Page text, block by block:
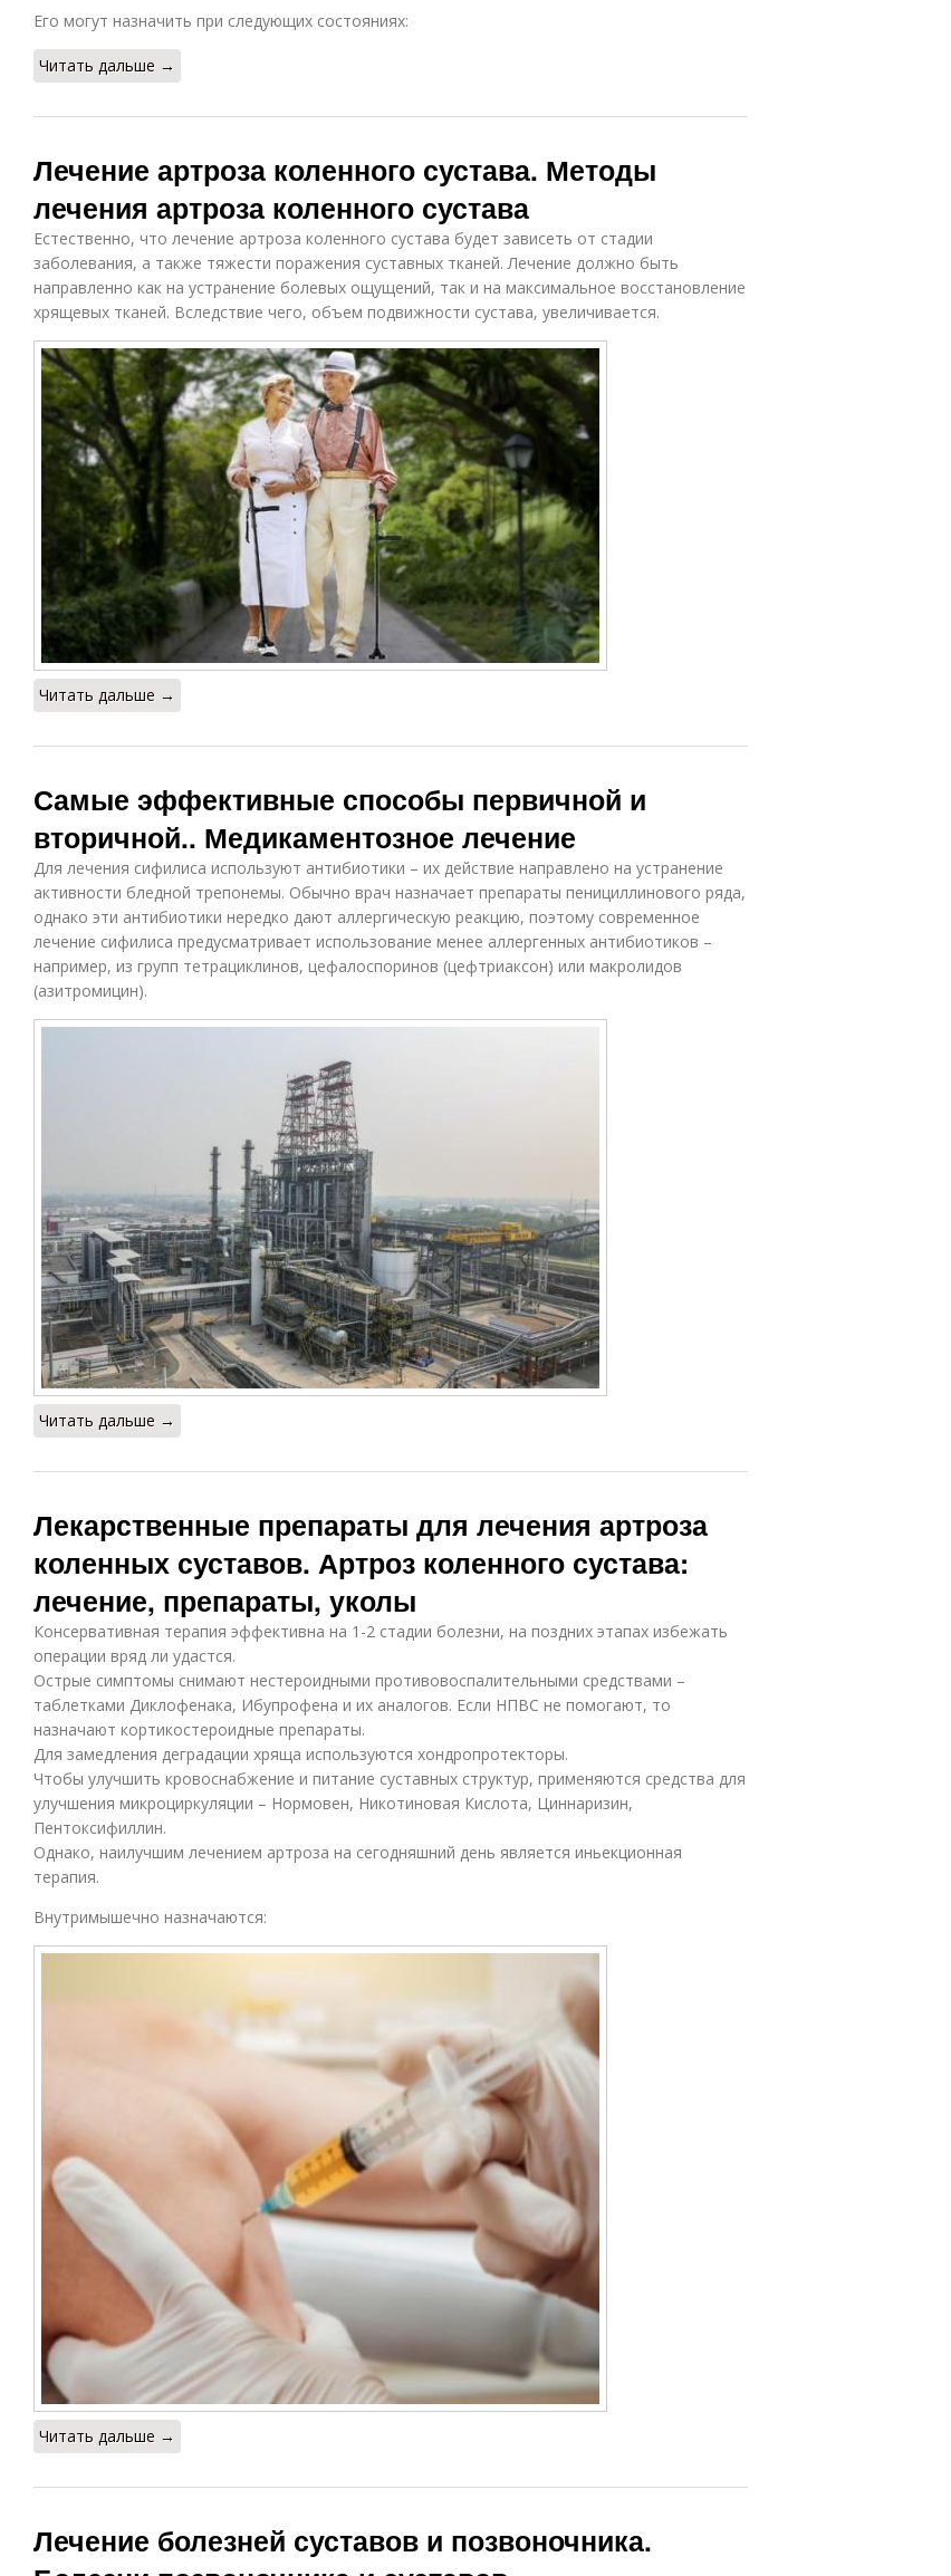
Его могут назначить при следующих состояниях:
Читать дальше →
Лечение артроза коленного сустава. Методы
лечения артроза коленного сустава
Естественно, что лечение артроза коленного сустава будет зависеть от стадии
заболевания, а также тяжести поражения суставных тканей. Лечение должно быть
направленно как на устранение болевых ощущений, так и на максимальное восстановление
хрящевых тканей. Вследствие чего, объем подвижности сустава, увеличивается.
Читать дальше →
Самые эффективные способы первичной и
вторичной.. Медикаментозное лечение
Для лечения сифилиса используют антибиотики – их действие направлено на устранение
активности бледной трепонемы. Обычно врач назначает препараты пенициллинового ряда,
однако эти антибиотики нередко дают аллергическую реакцию, поэтому современное
лечение сифилиса предусматривает использование менее аллергенных антибиотиков –
например, из групп тетрациклинов, цефалоспоринов (цефтриаксон) или макролидов
(азитромицин).
Читать дальше →
Лекарственные препараты для лечения артроза
коленных суставов. Артроз коленного сустава:
лечение, препараты, уколы
Консервативная терапия эффективна на 1-2 стадии болезни, на поздних этапах избежать
операции вряд ли удастся.
Острые симптомы снимают нестероидными противовоспалительными средствами –
таблетками Диклофенака, Ибупрофена и их аналогов. Если НПВС не помогают, то
назначают кортикостероидные препараты.
Для замедления деградации хряща используются хондропротекторы.
Чтобы улучшить кровоснабжение и питание суставных структур, применяются средства для
улучшения микроциркуляции – Нормовен, Никотиновая Кислота, Циннаризин,
Пентоксифиллин.
Однако, наилучшим лечением артроза на сегодняшний день является иньекционная
терапия.
Внутримышечно назначаются:
Читать дальше →
Лечение болезней суставов и позвоночника.